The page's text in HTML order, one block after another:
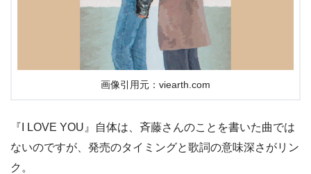
画像引用元：viearth.com
『I LOVE YOU』自体は、斉藤さんのことを書いた曲では
ないのですが、発売のタイミングと歌詞の意味深さがリン
ク。